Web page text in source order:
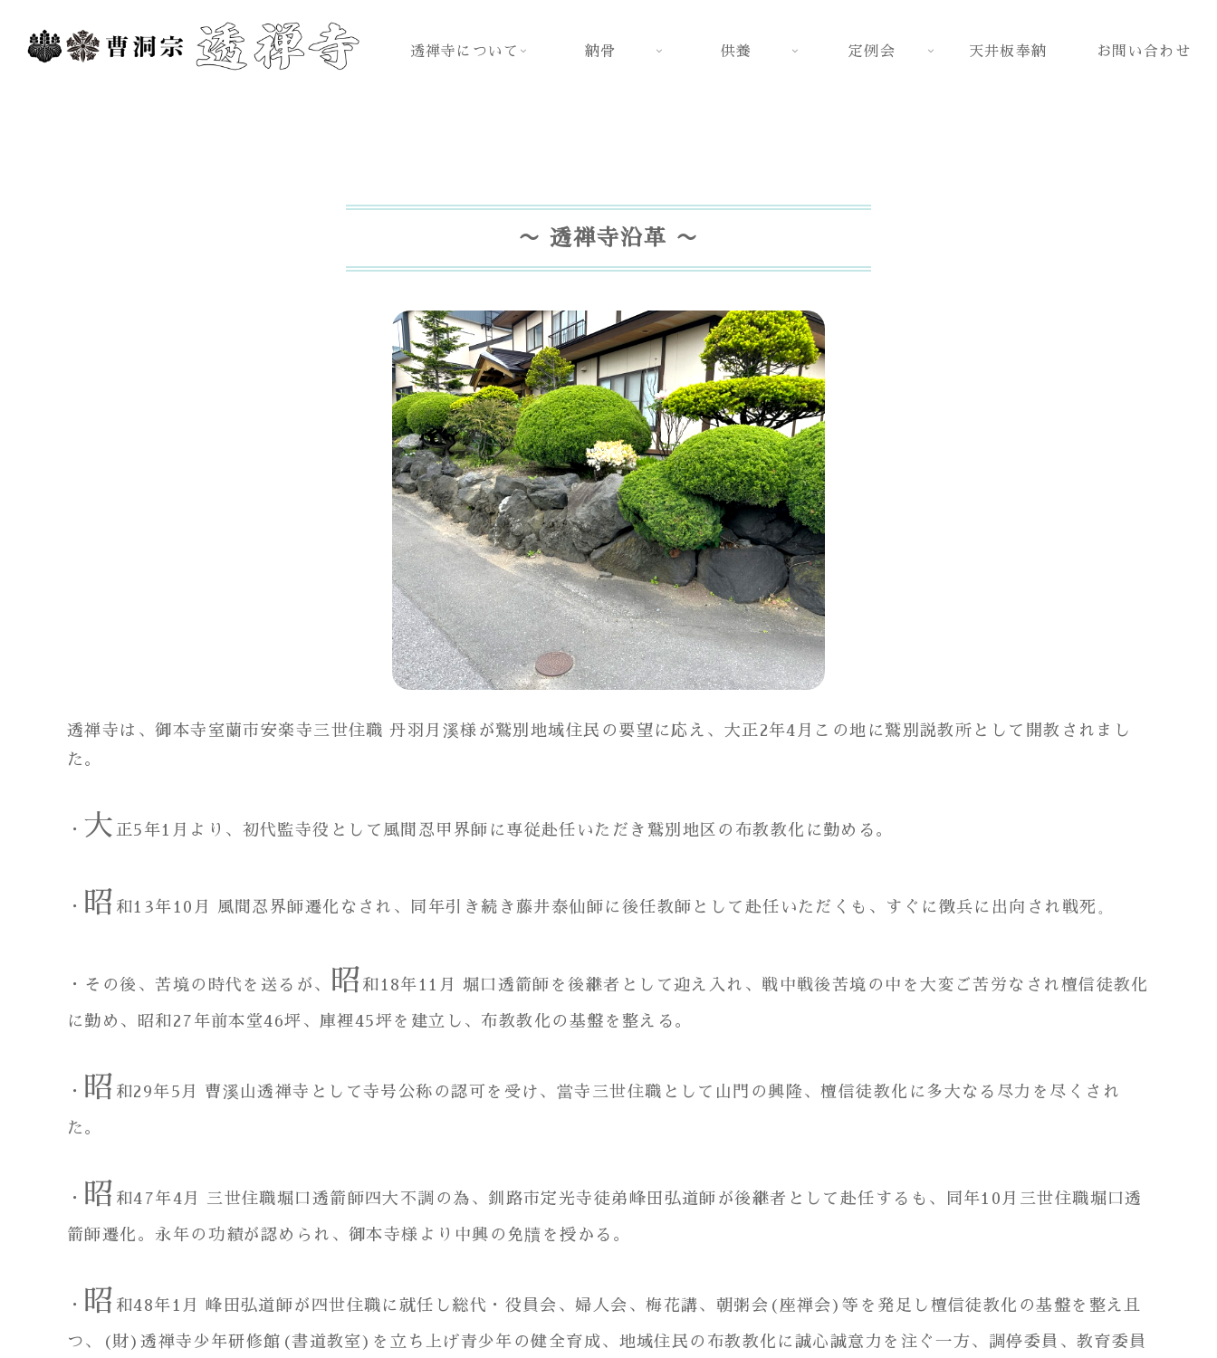
透禅寺について 納骨 供養 定例会 天井板奉納 お問い合わせ
〜 透禅寺沿革 〜
透禅寺は、御本寺室蘭市安楽寺三世住職 丹羽月溪様が鷲別地域住民の要望に応え、大正2年4月この地に鷲別説教所として開教されまし
た。
・ 大 正5年1月より、初代監寺役として風間忍甲界師に専従赴任いただき鷲別地区の布教教化に勤める。
・ 昭 和13年10月 風間忍界師遷化なされ、同年引き続き藤井泰仙師に後任教師として赴任いただくも、すぐに徴兵に出向され戦死 。
・その後、苦境の時代を送るが、 昭 和18年11月 堀口透箭師を後継者として迎え入れ、戦中戦後苦境の中を大変ご苦労なされ檀信徒教化
に勤め、昭和27年前本堂46坪、庫裡45坪を建立し、布教教化の基盤を整える。
・ 昭 和29年5月 曹溪山透禅寺として寺号公称の認可を受け、當寺三世住職として山門の興隆、檀信徒教化に多大なる尽力を尽くされ
た。
・ 昭 和47年4月 三世住職堀口透箭師四大不調の為、釧路市定光寺徒弟峰田弘道師が後継者として赴任するも、同年10月三世住職堀口透
箭師遷化。永年の功績が認められ、御本寺様より中興の免牘を授かる。
・ 昭 和48年1月 峰田弘道師が四世住職に就任し総代・役員会、婦人会、梅花講、朝粥会(座禅会)等を発足し檀信徒教化の基盤を整え且
つ、(財)透禅寺少年研修館(書道教室)を立ち上げ青少年の健全育成、地域住民の布教教化に誠心誠意力を注ぐ一方、調停委員、教育委員